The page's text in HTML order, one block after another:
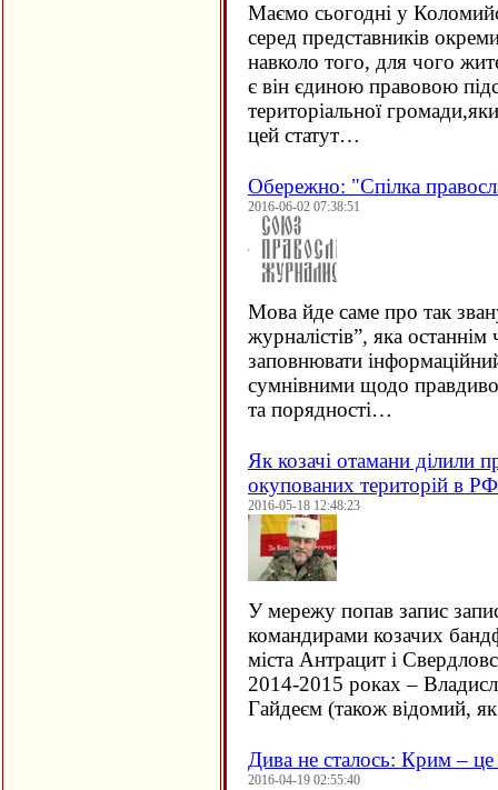
Маємо сьогодні у
серед представників
навколо того, для чого
є він єдиною правовою
територіальної
цей статут…
Обережно: "Спілка
2016-06-02 07:38:51
Мова йде саме про так
журналістів”, яка
заповнювати
сумнівними щодо
та порядності…
Як козачі отамани ділили
окупованих територій в РФ
2016-05-18 12:48:23
У мережу попав запис
командирами козачих
міста Антрацит і
2014-2015 роках –
Гайдеєм (також відомий,
Дива не сталось: Крим – це
2016-04-19 02:55:40